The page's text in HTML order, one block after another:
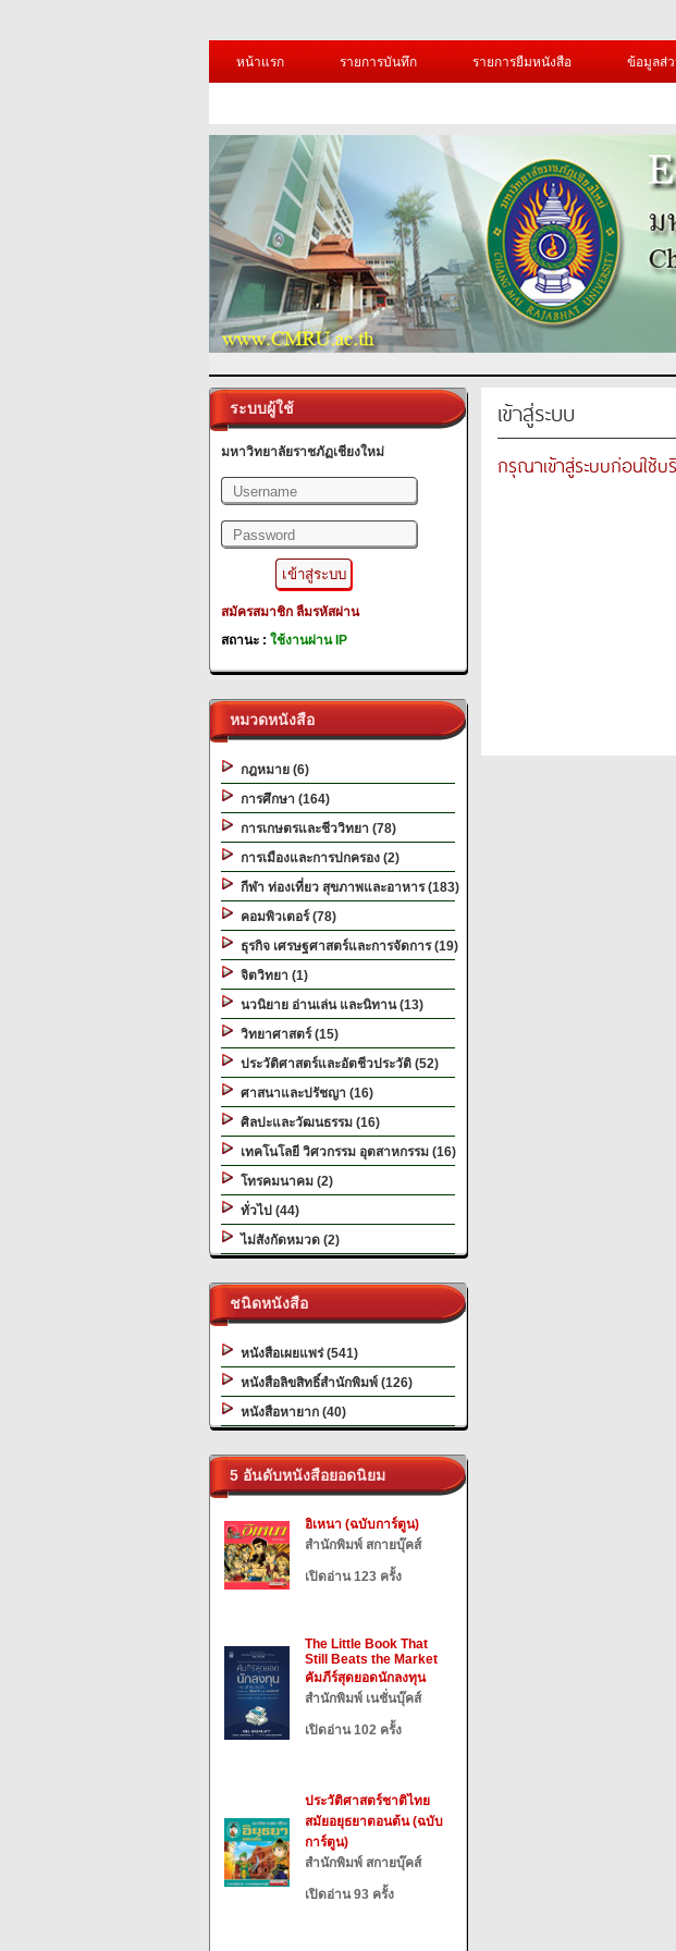
หน้าแรก
รายการบันทึก รายการยืมหนังสือ ข้อมูลส่
ระบบผู้ใช้
มหาวิทยาลัยราชภัฏเชียงใหม่
สมัครสมาชิก ลืมรหัสผ่าน
สถานะ : ใช้งานผ่าน IP
หมวดหนังสือ
กฎหมาย (6)
การศึกษา (164)
การเกษตรและชีววิทยา (78)
การเมืองและการปกครอง (2)
กีฬา ท่องเที่ยว สุขภาพและอาหาร (183)
คอมพิวเตอร์ (78)
ธุรกิจ เศรษฐศาสตร์และการจัดการ (19)
จิตวิทยา (1)
นวนิยาย อ่านเล่น และนิทาน (13)
วิทยาศาสตร์ (15)
ประวัติศาสตร์และอัตชีวประวัติ (52)
ศาสนาและปรัชญา (16)
ศิลปะและวัฒนธรรม (16)
เทคโนโลยี วิศวกรรม อุตสาหกรรม (16)
โทรคมนาคม (2)
ทั่วไป (44)
ไม่สังกัดหมวด (2)
ชนิดหนังสือ
หนังสือเผยแพร่ (541)
หนังสือลิขสิทธิ์สำนักพิมพ์ (126)
หนังสือหายาก (40)
5 อันดับหนังสือยอดนิยม
อิเหนา (ฉบับการ์ตูน)
สำนักพิมพ์ สกายบุ๊คส์
เปิดอ่าน 123 ครั้ง
The Little Book That
Still Beats the Market
คัมภีร์สุดยอดนักลงทุน
สำนักพิมพ์ เนชั่นบุ๊คส์
เปิดอ่าน 102 ครั้ง
ประวัติศาสตร์ชาติไทย
สมัยอยุธยาตอนต้น (ฉบับ
การ์ตูน)
สำนักพิมพ์ สกายบุ๊คส์
เปิดอ่าน 93 ครั้ง
เข้าสู่ระบบ
กรุณาเข้าสู่ระบบก่อนใช้บ